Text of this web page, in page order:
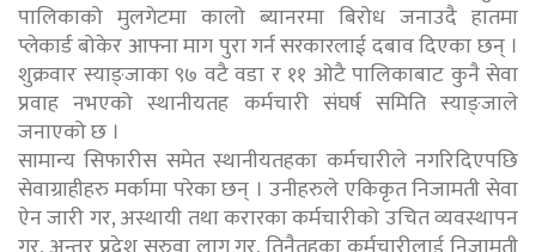
पालिकाको मुलगेटमा कालो ब्यानरमा बिरोध जनाउदै हातमा
प्लेकार्ड बोकेर आफ्ना माग पुरा गर्न सरकारलाई दबाव दिएका छन् ।
शुक्रवार स्याङ्जाका ९७ वटै वडा र ११ ओटै पालिकाबाट कुनै सेवा
प्रवाह नभएको स्थानीयतह कर्मचारी संघर्ष समिति स्याङ्जाले
जनाएको छ ।
सामान्य सिफारीस समेत स्थानीयतहका कर्मचारीले नगरिदिएपछि
सेवाग्राहीहरु मर्कामा परेका छन् । उनीहरुले एकिकृत निजामती सेवा
ऐन जारी गर, अस्थायी तथा करारका कर्मचारीको उचित व्यवस्थापन